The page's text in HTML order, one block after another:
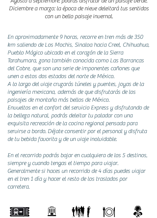
Diciembre a marzo: la época de nieve deleitará tus sentidos
con un bello paisaje invernal.
En aproximadamente 9 horas, recorre en tren más de 350
km saliendo de Los Mochis, Sinaloa hacia Creel, Chihuahua,
Pueblo Mágico ubicado en el corazón de la Sierra
Tarahumara, zona también conocida como Las Barrancas
del Cobre, que son una serie de imponentes cañones que
unen a estos dos estados del norte de México.
A lo largo del viaje cruzarás túneles y puentes, joyas de la
ingeniería mexicana, además de que disfrutarás de los
paisajes de montaña más bellos de México.
Envueltos en el confort del servicio Express y disfrutando de
la belleza natural, podrás deleitar tu paladar con una
exquisita recreación de la cocina regional pensada para
servirse a bordo. Déjate consentir por el personal y disfruta
de tu bebida favorita y de un viaje inolvidable.
En el recorrido podrás bajar en cualquiera de los 5 destinos,
siempre y cuando tengas el tiempo para viajar.
Generalmente si haces un recorrido de 4 días puedes viajar
en el tren 1 día y hacer el resto de los traslados por
carretera.